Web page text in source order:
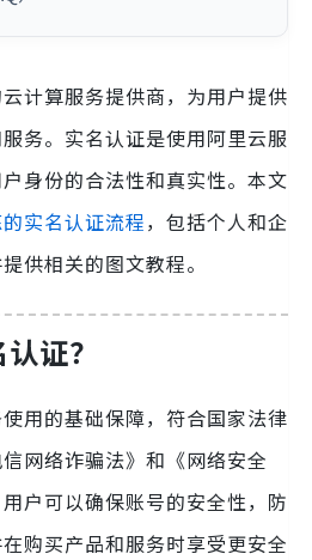
计算服务提供商，为用户提供
务。实名认证是使用阿里云服
身份的合法性和真实性。本文
实名认证流程，包括个人和企
供相关的图文教程。
证？
用的基础保障，符合国家法律
网络诈骗法》和《网络安全
户可以确保账号的安全性，防
购买产品和服务时享受更安全